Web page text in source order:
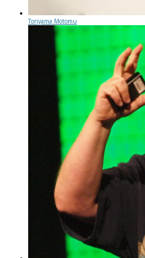
Toriyama Motomu